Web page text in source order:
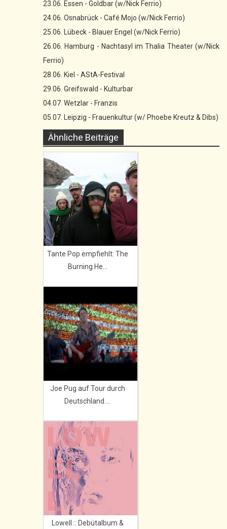
23.06. Essen - Goldbar (w/Nick Ferrio)
24.06. Osnabrück - Café Mojo (w/Nick Ferrio)
25.06. Lübeck - Blauer Engel (w/Nick Ferrio)
26.06. Hamburg - Nachtasyl im Thalia Theater (w/Nick
Ferrio)
28.06. Kiel - AStA-Festival
29.06. Greifswald - Kulturbar
04.07. Wetzlar - Franzis
05.07. Leipzig - Frauenkultur (w/ Phoebe Kreutz & Dibs)
Ähnliche Beiträge
Tante Pop empfiehlt: The
Burning He...
Joe Pug auf Tour durch
Deutschland....
Lowell :: Debütalbum &